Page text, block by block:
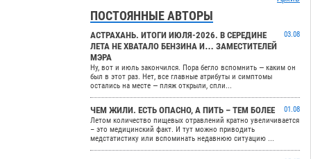
ПОСТОЯННЫЕ АВТОРЫ
АСТРАХАНЬ. ИТОГИ ИЮЛЯ-2026. В СЕРЕДИНЕ
ЛЕТА НЕ ХВАТАЛО БЕНЗИНА И… ЗАМЕСТИТЕЛЕЙ
МЭРА
03.08
Ну, вот и июль закончился. Пора бегло вспомнить — каким он
был в этот раз. Нет, все главные атрибуты и симптомы
остались на месте — пляж открыли, спли...
ЧЕМ ЖИЛИ. ЕСТЬ ОПАСНО, А ПИТЬ – ТЕМ БОЛЕЕ
01.08
Летом количество пищевых отравлений кратно увеличивается
– это медицинский факт. И тут можно приводить
медстатистику или вспоминать недавнюю ситуацию ...